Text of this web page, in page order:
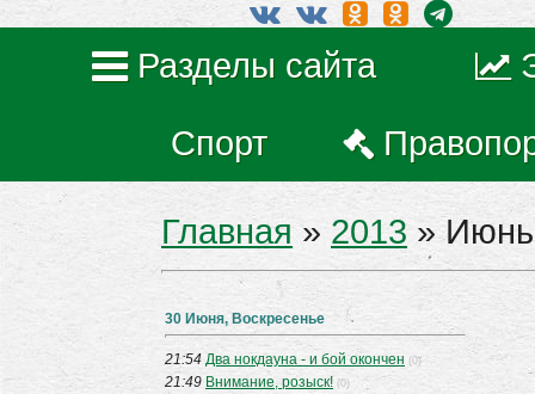
Разделы сайта
Спорт
Главная » 2013 » Июнь
30 Июня, Воскресенье
21:54 Два нокдауна - и бой окончен (0)
21:49 Внимание, розыск! (0)